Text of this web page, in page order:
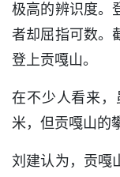
极高的辨识度。
者却屈指可数。
登上贡嘎山。
在不少人看来
米，但贡嘎山的
刘建认为，贡嘎